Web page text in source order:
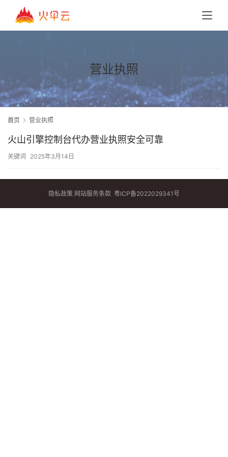
营业执照
首页 营业执照
火山引擎控制台代办营业执照安全可靠
关键词 2025年3月14日
隐私政策 网站服务条款 粤ICP备2022029341号